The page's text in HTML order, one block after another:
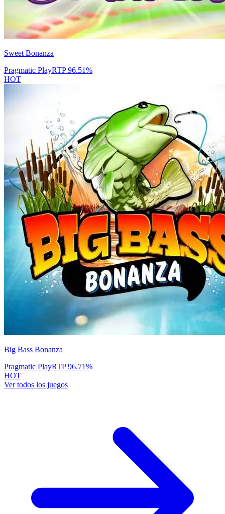
Sweet Bonanza
Pragmatic PlayRTP96.51%
HOT
Big Bass Bonanza
Pragmatic PlayRTP96.71%
HOT
Ver todos los juegos